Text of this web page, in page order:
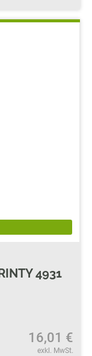
4931
16,01 €
exkl. MwSt.